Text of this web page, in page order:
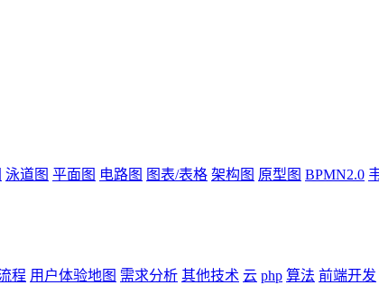
泳道图 平面图 电路图 图表/表格 架构图 原型图 BPMN2.0
程 用户体验地图 需求分析 其他技术 云 php 算法 前端开发